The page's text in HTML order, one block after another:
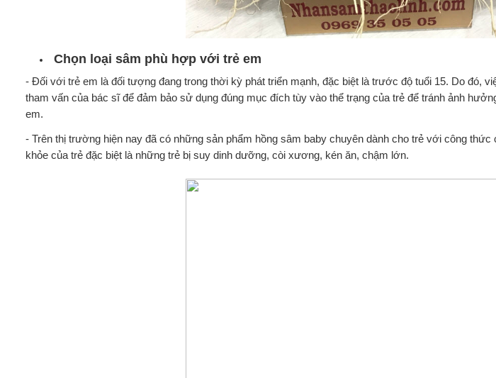
Chọn loại sâm phù hợp với trẻ em
- Đối với trẻ em là đối tượng đang trong thời kỳ phát triển mạnh, đặc biệt là trước độ tuổi 15. Do đó,
tham vấn của bác sĩ để đảm bảo sử dụng đúng mục đích tùy vào thể trạng của trẻ để tránh ảnh
em.
- Trên thị trường hiện nay đã có những sản phẩm hồng sâm baby chuyên dành cho trẻ với công
khỏe của trẻ đặc biệt là những trẻ bị suy dinh dưỡng, còi xương, kén ăn, chậm lớn.